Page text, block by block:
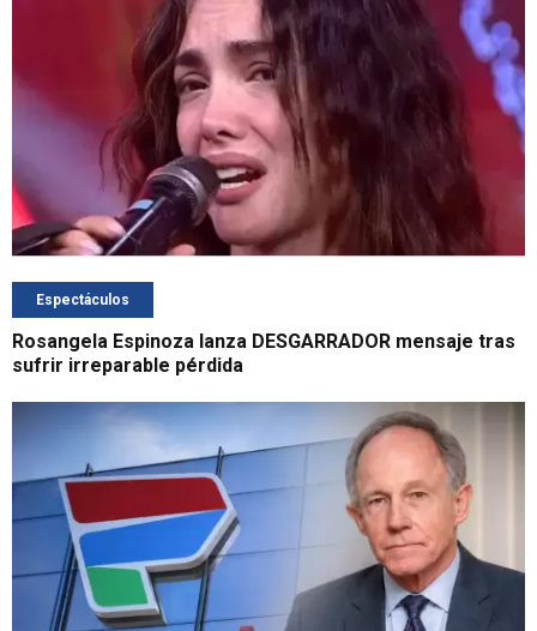
Espectáculos
Rosangela Espinoza lanza DESGARRADOR mensaje tras
sufrir irreparable pérdida